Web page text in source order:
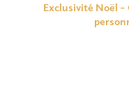
Exclusivité Noël